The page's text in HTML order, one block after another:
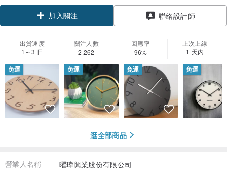
加入關注 聯絡設計師
出貨速度
1～3 日
關注人數
2,262
回應率
96%
上次上線
1 天內
免運 免運 免運 免運
逛全部商品
營業人名稱
曜瑋興業股份有限公司